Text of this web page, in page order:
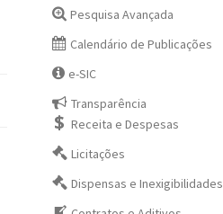
Pesquisa Avançada
Calendário de Publicações
e-SIC
Transparência
Receita e Despesas
Licitações
Dispensas e Inexigibilidades